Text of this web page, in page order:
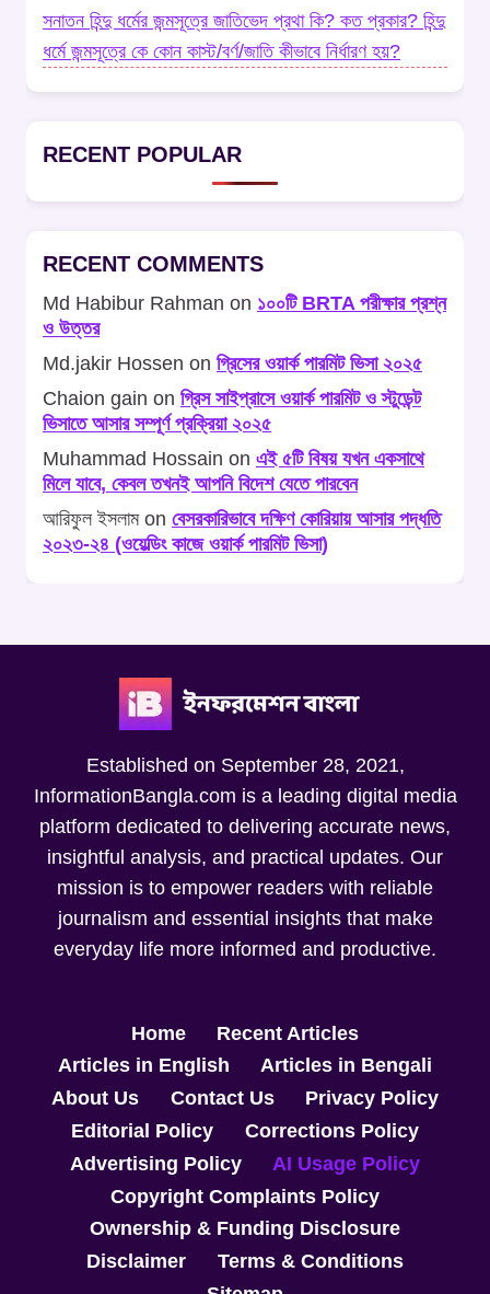
সনাতন হিন্দু ধর্মের জন্মসূত্রে জাতিভেদ প্রথা কি? কত প্রকার? হিন্দু
ধর্মে জন্মসূত্রে কে কোন কাস্ট/বর্ণ/জাতি কীভাবে নির্ধারণ হয়?
RECENT POPULAR
RECENT COMMENTS
Md Habibur Rahman on ১০০টি BRTA পরীক্ষার প্রশ্ন
ও উত্তর
Md.jakir Hossen on গ্রিসের ওয়ার্ক পারমিট ভিসা ২০২৫
Chaion gain on গ্রিস সাইপ্রাসে ওয়ার্ক পারমিট ও স্টুডেন্ট
ভিসাতে আসার সম্পূর্ণ প্রক্রিয়া ২০২৫
Muhammad Hossain on এই ৫টি বিষয় যখন একসাথে
মিলে যাবে, কেবল তখনই আপনি বিদেশ যেতে পারবেন
আরিফুল ইসলামon বেসরকারিভাবে দক্ষিণ কোরিয়ায় আসার পদ্ধতি
২০২৩-২৪ (ওয়েল্ডিং কাজে ওয়ার্ক পারমিট ভিসা)
Established on September 28, 2021,
InformationBangla.com is a leading digital media
platform dedicated to delivering accurate news,
insightful analysis, and practical updates. Our
mission is to empower readers with reliable
journalism and essential insights that make
everyday life more informed and productive.
Home
Recent Articles
Articles in English
Articles in Bengali
About Us
Contact Us
Privacy Policy
Editorial Policy
Corrections Policy
Advertising Policy
AI Usage Policy
Copyright Complaints Policy
Ownership & Funding Disclosure
Disclaimer
Terms & Conditions